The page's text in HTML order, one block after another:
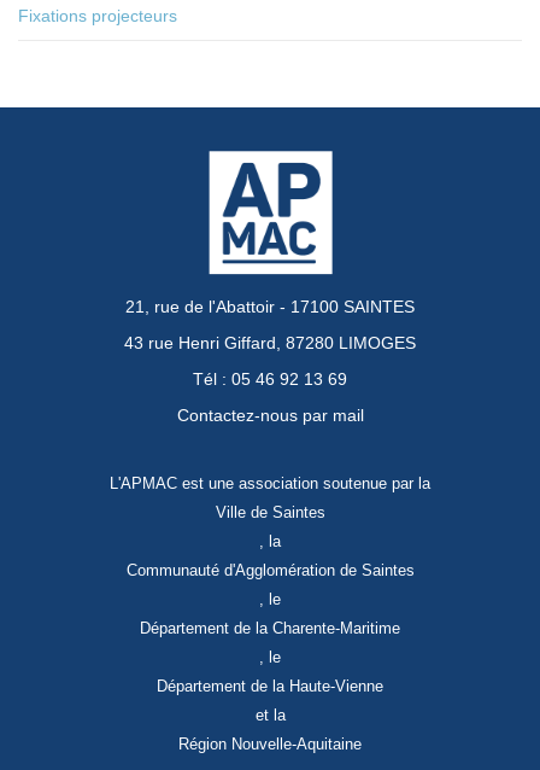
Fixations projecteurs
21, rue de l'Abattoir - 17100 SAINTES
43 rue Henri Giffard, 87280 LIMOGES
Tél : 05 46 92 13 69
Contactez-nous par mail
L'APMAC est une association soutenue par la
Ville de Saintes
, la
Communauté d'Agglomération de Saintes
, le
Département de la Charente-Maritime
, le
Département de la Haute-Vienne
et la
Région Nouvelle-Aquitaine